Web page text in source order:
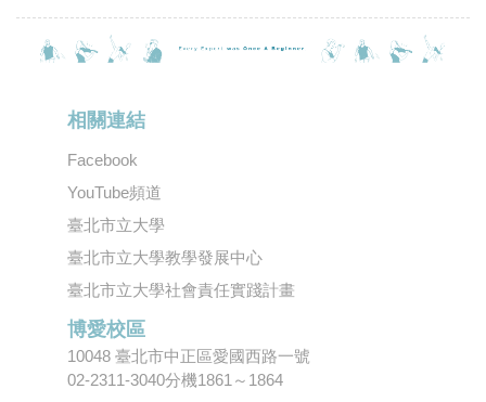
相關連結
Facebook
YouTube頻道
臺北市立大學
臺北市立大學教學發展中心
臺北市立大學社會責任實踐計畫
博愛校區
10048 臺北市中正區愛國西路一號
02-2311-3040分機1861～1864